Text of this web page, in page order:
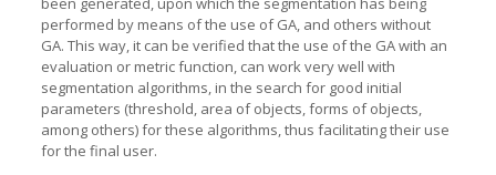
performed by means of the use of GA, and others without
GA. This way, it can be verified that the use of the GA with an
evaluation or metric function, can work very well with
segmentation algorithms, in the search for good initial
parameters (threshold, area of objects, forms of objects,
among others) for these algorithms, thus facilitating their use
for the final user.